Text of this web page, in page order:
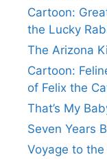
Cartoon:
the Lucky
The Arizona
Cartoon:
of Felix the
That’s My
Seven Years
Voyage to